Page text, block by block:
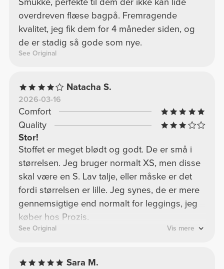
Smukke, perfekte til dem der ikke kan lide
overdreven flæse bagpå. Fremragende
kvalitet, jeg fik dem for 4 måneder siden, og
de er stadig så gode som nye.
See Original
Natacha S.
2026-03-16
Comfort
Quality
Stor!
Stoffet er meget blødt og godt. De er små i
størrelsen. Jeg bruger normalt XS, men disse
skal være en S. Lav talje, eller måske er det
fordi størrelsen er lille. Jeg synes, de er mere
gennemsigtige end normalt for leggings, jeg
køber hos Prozis.
See Original Vis mere
Sara M.